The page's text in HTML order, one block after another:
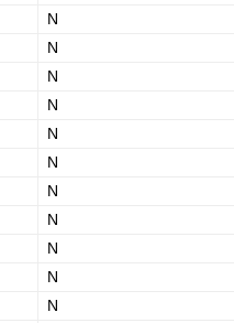
N
N
N
N
N
N
N
N
N
N
N